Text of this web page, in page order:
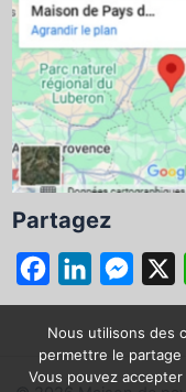
Partagez
a
c
e
i
n
k
e
s
s
Nous utilisons des
permettre le
Vous pouvez